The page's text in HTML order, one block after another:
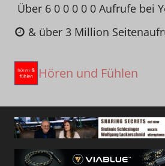
Zum
Inhalt
springen
Über 6 0 0 0 0 0 Aufrufe bei
& über 3 Million
Hören und Fühlen